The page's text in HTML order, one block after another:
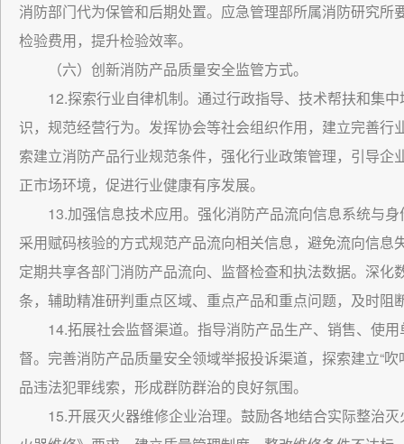
消防部门代为保管和后期处置。应急管理部所属消防研究
检验费用，提升检验效率。
（六）创新消防产品质量安全监管方式。
12.探索行业自律机制。通过行政指导、技术帮扶和集
识，规范经营行为。发挥协会等社会组织作用，建立完善
索建立消防产品行业规范条件，强化行业政策管理，引导
正市场环境，促进行业健康有序发展。
13.加强信息技术应用。强化消防产品流向信息系统与
采用赋码核验的方式规范产品流向相关信息，避免流向信
定期共享各部门消防产品流向、监督检查和执法数据。深
条，辅助精准研判重点区域、重点产品和重点问题，及时阻
14.拓展社会监督渠道。指导消防产品生产、销售、使
督。完善消防产品质量安全领域举报投诉渠道，探索建立“
品违法犯罪线索，形成群防群治的良好氛围。
15.开展灭火器维修企业治理。鼓励各地结合实际整治